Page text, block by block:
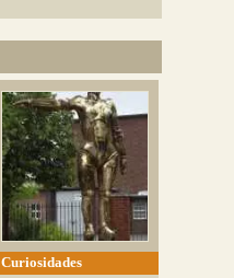
Curiosidades